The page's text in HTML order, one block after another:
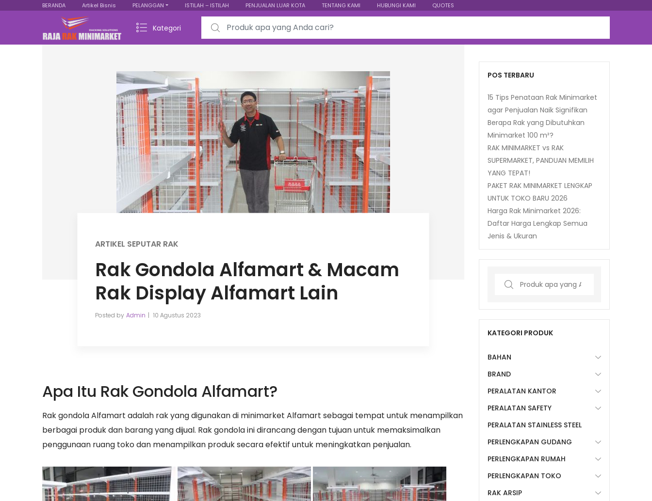
BERANDA Artikel Bisnis PELANGGAN ISTILAH – ISTILAH PENJUALAN LUAR KOTA TENTANG KAMI HUBUNGI KAMI QUOTES
Kategori
Search for:
ARTIKEL SEPUTAR RAK
Rak Gondola Alfamart & Macam
Rak Display Alfamart Lain
Posted by Admin 10 Agustus 2023
Apa Itu Rak Gondola Alfamart?
Rak gondola Alfamart adalah rak yang digunakan di minimarket Alfamart sebagai tempat untuk menampilkan
berbagai produk dan barang yang dijual. Rak gondola ini dirancang dengan tujuan untuk memaksimalkan
penggunaan ruang toko dan menampilkan produk secara efektif untuk meningkatkan penjualan.
POS TERBARU
15 Tips Penataan Rak Minimarket
agar Penjualan Naik Signifikan
Berapa Rak yang Dibutuhkan
Minimarket 100 m²?
RAK MINIMARKET vs RAK
SUPERMARKET, PANDUAN MEMILIH
YANG TEPAT!
PAKET RAK MINIMARKET LENGKAP
UNTUK TOKO BARU 2026
Harga Rak Minimarket 2026:
Daftar Harga Lengkap Semua
Jenis & Ukuran
Search
KATEGORI PRODUK
BAHAN
BRAND
PERALATAN KANTOR
PERALATAN SAFETY
PERALATAN STAINLESS STEEL
PERLENGKAPAN GUDANG
PERLENGKAPAN RUMAH
PERLENGKAPAN TOKO
RAK ARSIP